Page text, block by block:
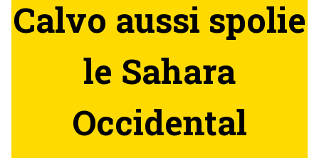
Calvo aussi spolie
le Sahara
Occidental